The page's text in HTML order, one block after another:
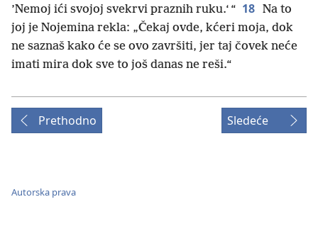
’Nemoj ići svojoj svekrvi praznih ruku.‘ “ 18 Na to
joj je Nojemina rekla: „Čekaj ovde, kćeri moja, dok
ne saznaš kako će se ovo završiti, jer taj čovek neće
imati mira dok sve to još danas ne reši.“
Prethodno Sledeće
Autorska prava